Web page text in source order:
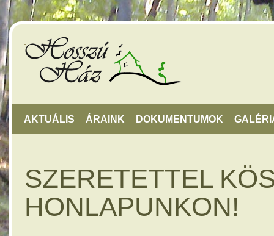
AKTUÁLIS ÁRAINK DOKUMENTUMOK
SZERETETTEL
HONLAPUNKON!